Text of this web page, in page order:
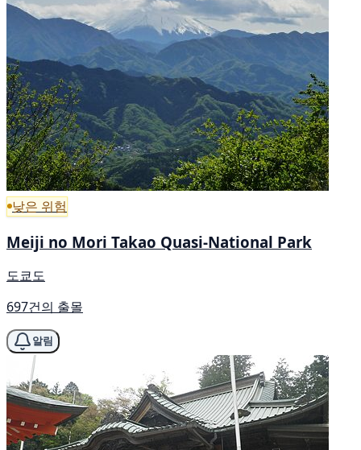
낮은 위험
Meiji no Mori Takao Quasi-National Park
도쿄도
697건의 출몰
알림